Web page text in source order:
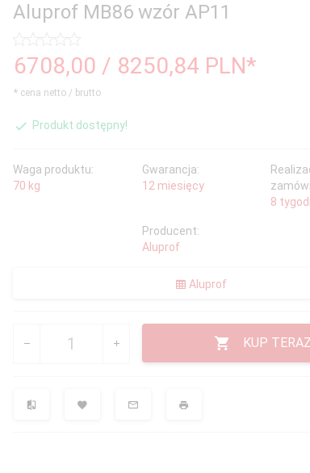
Aluprof MB86 wzór AP11
6708,00 / 8250,84 PLN*
* cena netto / brutto
Produkt dostępny!
Waga produktu:
70 kg
Gwarancja:
12 miesięcy
8
Producent:
Aluprof
Aluprof
KUP